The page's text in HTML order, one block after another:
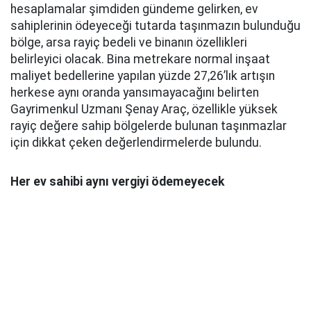
hesaplamalar şimdiden gündeme gelirken, ev
sahiplerinin ödeyeceği tutarda taşınmazın bulunduğu
bölge, arsa rayiç bedeli ve binanın özellikleri
belirleyici olacak. Bina metrekare normal inşaat
maliyet bedellerine yapılan yüzde 27,26’lık artışın
herkese aynı oranda yansımayacağını belirten
Gayrimenkul Uzmanı Şenay Araç, özellikle yüksek
rayiç değere sahip bölgelerde bulunan taşınmazlar
için dikkat çeken değerlendirmelerde bulundu.
Her ev sahibi aynı vergiyi ödemeyecek